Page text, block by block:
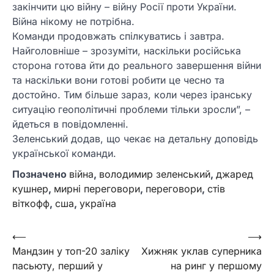
закінчити цю війну – війну Росії проти України.
Війна нікому не потрібна.
Команди продовжать спілкуватись і завтра.
Найголовніше – зрозуміти, наскільки російська
сторона готова йти до реального завершення війни
та наскільки вони готові робити це чесно та
достойно. Тим більше зараз, коли через іранську
ситуацію геополітичні проблеми тільки зросли”, –
йдеться в повідомленні.
Зеленський додав, що чекає на детальну доповідь
української команди.
Позначено війна, володимир зеленський, джаред
кушнер, мирні переговори, переговори, стів
віткофф, сша, україна
Навігація
записів
⟵
Мандзин у топ-20 заліку
пасьюту, перший у
Хижняк уклав суперника
на ринг у першому
⟶